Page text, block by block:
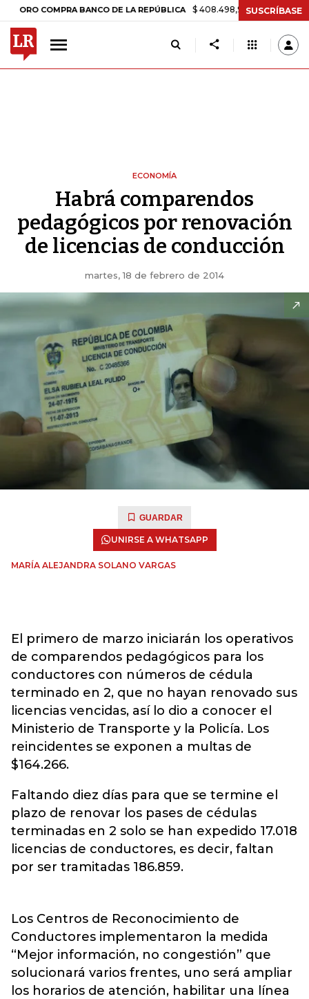
COMPRA BANCO DE LA REPÚBLICA $ 408.498,97 +$ 8.753,81 +2,19%
SUSCRÍBASE
ECONOMÍA
Habrá comparendos
pedagógicos por renovación
de licencias de conducción
martes, 18 de febrero de 2014
GUARDAR
UNIRSE A WHATSAPP
MARÍA ALEJANDRA SOLANO VARGAS
El primero de marzo iniciarán los operativos
de comparendos pedagógicos para los
conductores con números de cédula
terminado en 2, que no hayan renovado sus
licencias vencidas, así lo dio a conocer el
Ministerio de Transporte y la Policía. Los
reincidentes se exponen a multas de
$164.266.
Faltando diez días para que se termine el
plazo de renovar los pases de cédulas
terminadas en 2 solo se han expedido 17.018
licencias de conductores, es decir, faltan
por ser tramitadas 186.859.
Los Centros de Reconocimiento de
Conductores implementaron la medida
“Mejor información, no congestión” que
solucionará varios frentes, uno será ampliar
los horarios de atención, habilitar una línea